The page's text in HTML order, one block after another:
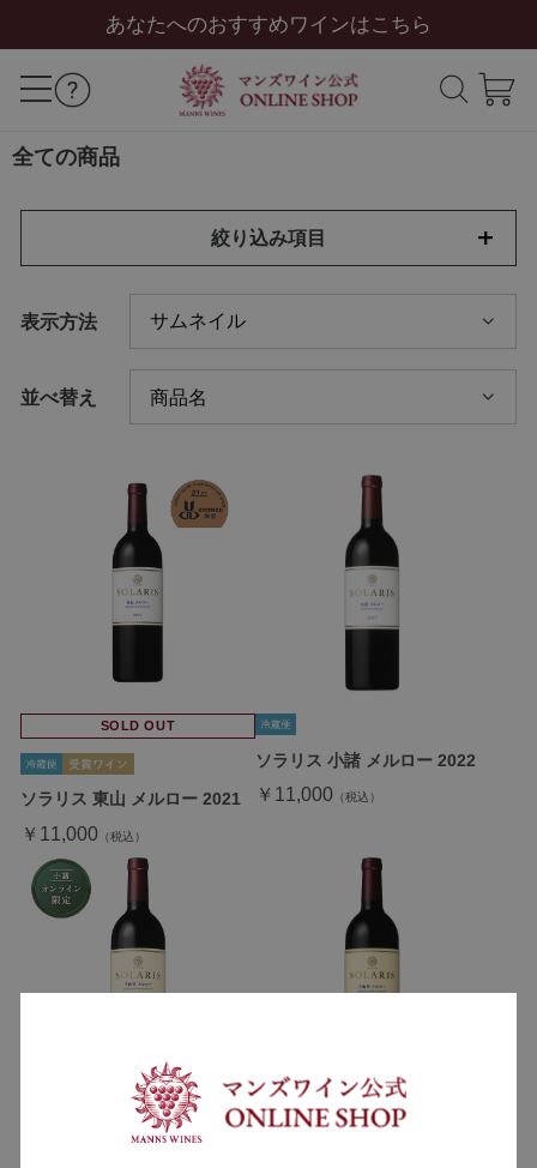
あなたへのおすすめワインはこちら
全ての商品
絞り込み項目
表示方法
並べ替え
SOLD OUT
ソラリス 東山 メルロー 2021
￥11,000
ソラリス 小諸 メルロー 2022
￥11,000
ソラリス 千曲川 メルロー ビオ